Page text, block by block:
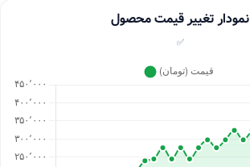
نمودار تغییر قیمت محصول
✅